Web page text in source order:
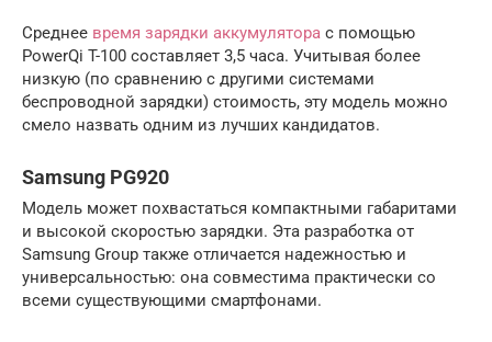
Среднее время зарядки аккумулятора с помощью
PowerQi T-100 составляет 3,5 часа. Учитывая более
низкую (по сравнению с другими системами
беспроводной зарядки) стоимость, эту модель можно
смело назвать одним из лучших кандидатов.
Samsung PG920
Модель может похвастаться компактными габаритами
и высокой скоростью зарядки. Эта разработка от
Samsung Group также отличается надежностью и
универсальностью: она совместима практически со
всеми существующими смартфонами.